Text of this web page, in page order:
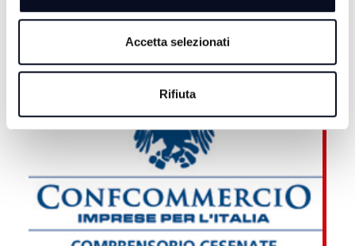
Accetta selezionati
Rifiuta